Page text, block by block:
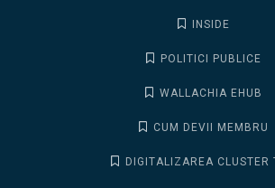
INSIDE
POLITICI PUBLICE
WALLACHIA EHUB
CUM DEVII MEMBRU
DIGITALIZAREA CLUSTER